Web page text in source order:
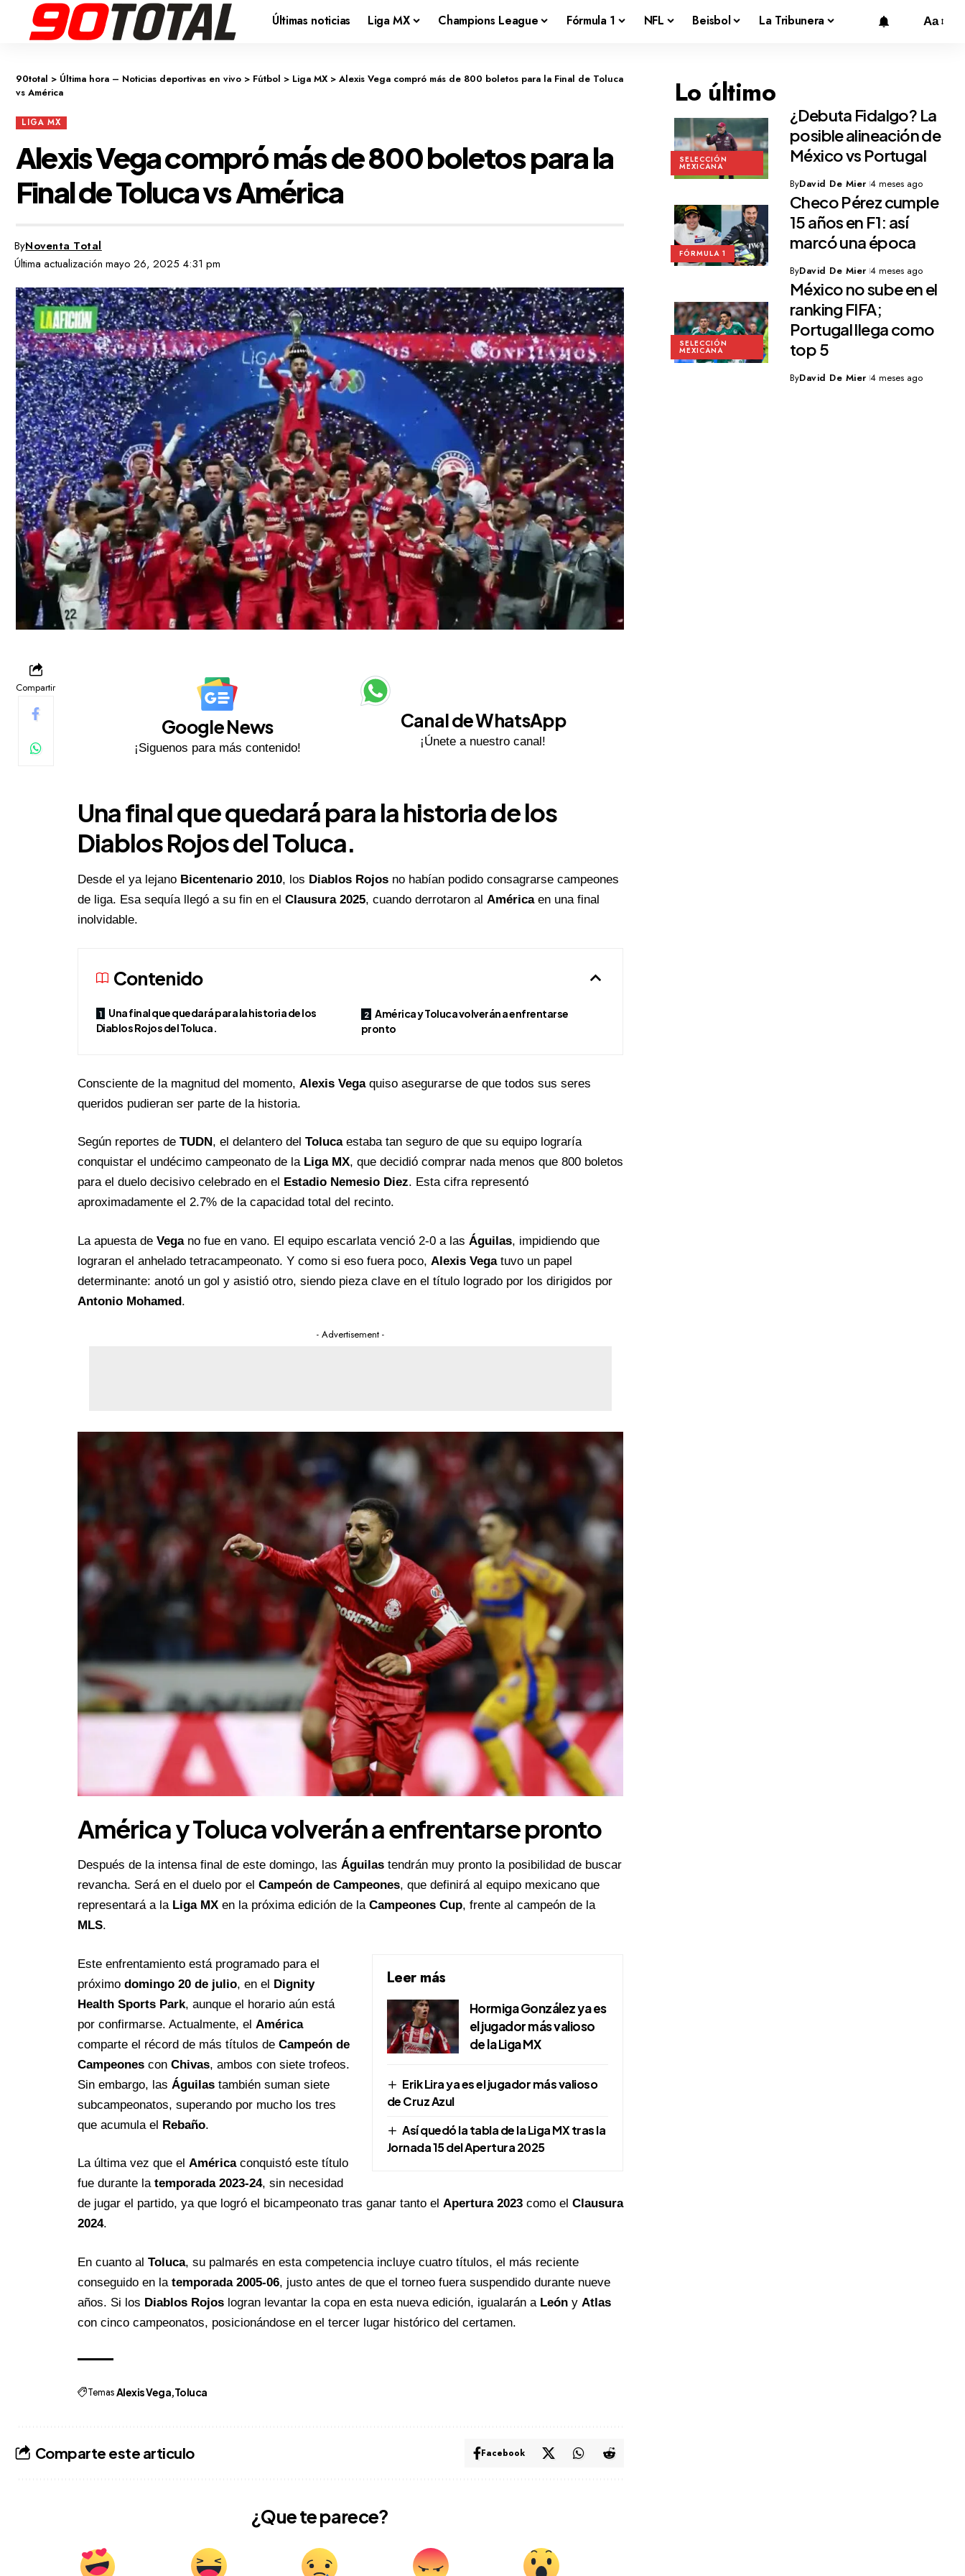
Últimas noticias Liga MX Champions League Fórmula 1 NFL Beisbol La Tribunera Aa
90total > Última hora – Noticias deportivas en vivo > Fútbol > Liga MX > Alexis Vega compró más de 800 boletos para la Final de Toluca
vs América
LIGA MX
Alexis Vega compró más de 800 boletos para la
Final de Toluca vs América
Última actualización mayo 26, 2025 4:31 pm
ByNoventa Total
Compartir
Google News
¡Siguenos para más contenido!
Canal de WhatsApp
¡Únete a nuestro canal!
Una final que quedará para la historia de los
Diablos Rojos del Toluca.
Desde el ya lejano Bicentenario 2010, los Diablos Rojosno habían podido consagrarse campeones
de liga. Esa sequía llegó a su fin en el Clausura 2025, cuando derrotaron al Américaen una final
inolvidable.
Contenido
Una final que quedará para la historia de los
Diablos Rojos del Toluca.
América y Toluca volverán a enfrentarse
pronto
Consciente de la magnitud del momento, Alexis Vegaquiso asegurarse de que todos sus seres
queridos pudieran ser parte de la historia.
Según reportes de TUDN , el delantero del Tolucaestaba tan seguro de que su equipo lograría
conquistar el undécimo campeonato de la Liga MX, que decidió comprar nada menos que 800 boletos
para el duelo decisivo celebrado en el
Estadio Nemesio Diez. Esta cifra representó
aproximadamente el 2.7% de la capacidad total del recinto.
La apuesta de Vegano fue en vano. El equipo escarlata venció 2-0 a las Águilas, impidiendo que
lograran el anhelado tetracampeonato. Y como si eso fuera poco, Alexis Vegatuvo un papel
determinante: anotó un gol y asistió otro, siendo pieza clave en el título logrado por los dirigidos por
Antonio Mohamed.
- Advertisement -
América y Toluca volverán a enfrentarse pronto
Después de la intensa final de este domingo, las Águilastendrán muy pronto la posibilidad de buscar
revancha. Será en el duelo por el Campeón de Campeones, que definirá al equipo mexicano que
representará a la Liga MXen la próxima edición de la Campeones Cup, frente al campeón de la
MLS.
Leer más
Hormiga González ya es
el jugador más valioso
de la Liga MX
Erik Lira ya es el jugador más valioso
de Cruz Azul
Así quedó la tabla de la Liga MX tras la
Jornada 15 del Apertura 2025
Este enfrentamiento está programado para el
próximo domingo 20 de julio, en el Dignity
Health Sports Park, aunque el horario aún está
por confirmarse. Actualmente, el América
comparte el récord de más títulos de Campeón de
Campeonescon Chivas, ambos con siete trofeos.
Sin embargo, las Águilastambién suman siete
subcampeonatos, superando por mucho los tres
que acumula el Rebaño.
La última vez que el Américaconquistó este título
fue durante la temporada 2023-24, sin necesidad
de jugar el partido, ya que logró el bicampeonato tras ganar tanto el Apertura 2023como el Clausura
2024.
En cuanto al Toluca, su palmarés en esta competencia incluye cuatro títulos, el más reciente
conseguido en la temporada 2005-06, justo antes de que el torneo fuera suspendido durante nueve
años. Si los Diablos Rojoslogran levantar la copa en esta nueva edición, igualarán a Leóny Atlas
con cinco campeonatos, posicionándose en el tercer lugar histórico del certamen.
TemasAlexis Vega Toluca
Comparte este articulo Facebook
¿Que te parece?
Lo último
SELECCIÓN
MEXICANA
¿Debuta Fidalgo? La
posible alineación de
México vs Portugal
ByDavid De Mier 4 meses ago
FÓRMULA 1
Checo Pérez cumple
15 años en F1: así
marcó una época
ByDavid De Mier 4 meses ago
SELECCIÓN
MEXICANA
México no sube en el
ranking FIFA;
Portugal llega como
top 5
ByDavid De Mier 4 meses ago